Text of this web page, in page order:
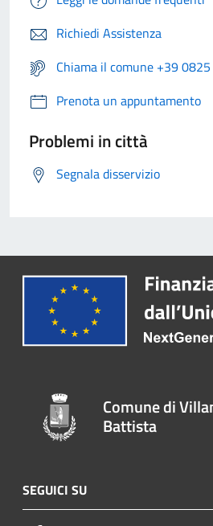
Richiedi Assistenza
Chiama il comune +39
Prenota un appuntamento
Problemi in città
Segnala disservizio
Comune di
Battista
SEGUICI SU